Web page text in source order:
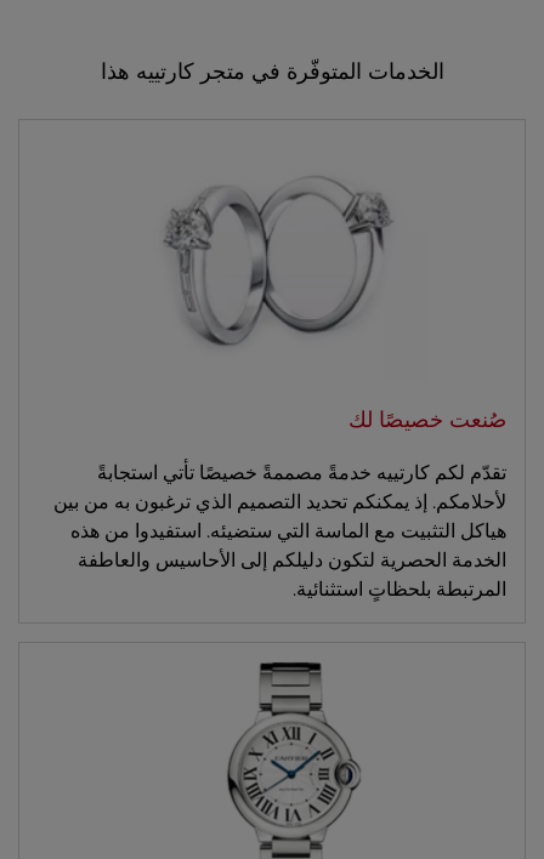
الخدمات المتوفّرة في متجر كارتييه هذا
صُنعت خصيصًا لك
تقدّم لكم كارتييه خدمةً مصممةً خصيصًا تأتي استجابةً
لأحلامكم. إذ يمكنكم تحديد التصميم الذي ترغبون به من بين
هياكل التثبيت مع الماسة التي ستضيئه. استفيدوا من هذه
الخدمة الحصرية لتكون دليلكم إلى الأحاسيس والعاطفة
المرتبطة بلحظاتٍ استثنائية.